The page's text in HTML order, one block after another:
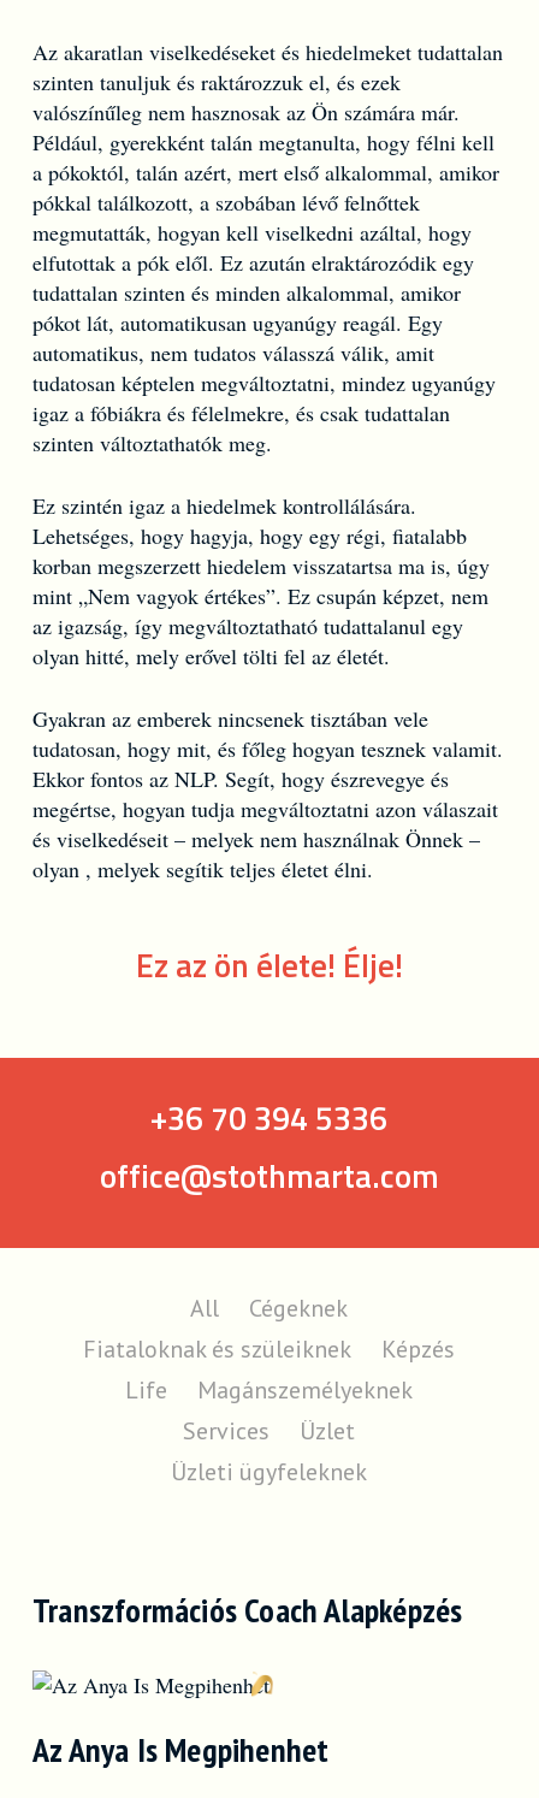
Az akaratlan viselkedéseket és hiedelmeket tudattalan
szinten tanuljuk és raktározzuk el, és ezek
valószínűleg nem hasznosak az Ön számára már.
Például, gyerekként talán megtanulta, hogy félni kell
a pókoktól, talán azért, mert első alkalommal, amikor
pókkal találkozott, a szobában lévő felnőttek
megmutatták, hogyan kell viselkedni azáltal, hogy
elfutottak a pók elől. Ez azután elraktározódik egy
tudattalan szinten és minden alkalommal, amikor
pókot lát, automatikusan ugyanúgy reagál. Egy
automatikus, nem tudatos válasszá válik, amit
tudatosan képtelen megváltoztatni, mindez ugyanúgy
igaz a fóbiákra és félelmekre, és csak tudattalan
szinten változtathatók meg.
Ez szintén igaz a hiedelmek kontrollálására.
Lehetséges, hogy hagyja, hogy egy régi, fiatalabb
korban megszerzett hiedelem visszatartsa ma is, úgy
mint „Nem vagyok értékes”. Ez csupán képzet, nem
az igazság, így megváltoztatható tudattalanul egy
olyan hitté, mely erővel tölti fel az életét.
Gyakran az emberek nincsenek tisztában vele
tudatosan, hogy mit, és főleg hogyan tesznek valamit.
Ekkor fontos az NLP. Segít, hogy észrevegye és
megértse, hogyan tudja megváltoztatni azon válaszait
és viselkedéseit – melyek nem használnak Önnek –
olyan , melyek segítik teljes életet élni.
Ez az ön élete! Élje!
+36 70 394 5336
office@stothmarta.com
All
Cégeknek
Fiataloknak és szüleiknek
Képzés
Life
Magánszemélyeknek
Services
Üzlet
Üzleti ügyfeleknek
Transzformációs Coach Alapképzés
Az Anya Is Megpihenhet